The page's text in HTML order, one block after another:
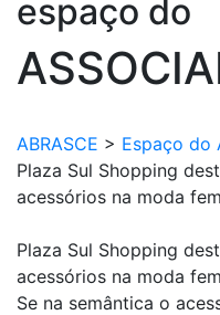
espaço do
ABRASCE > Espaço do
Plaza Sul Shopping
acessórios na moda
Plaza Sul Shopping
acessórios na moda
Se na semântica o